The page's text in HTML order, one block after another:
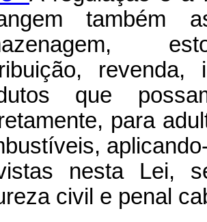
também
que
para
nesta Lei,
civil e penal